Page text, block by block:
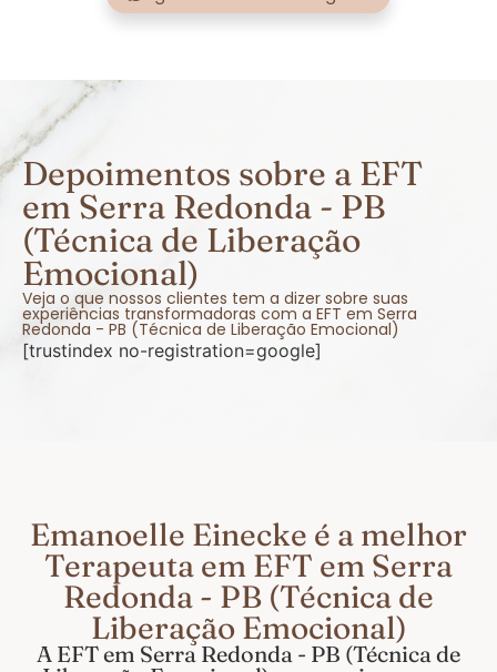
Depoimentos sobre a EFT
em Serra Redonda - PB
(Técnica de Liberação
Emocional)
Veja o que nossos clientes tem a dizer sobre suas
experiências transformadoras com a EFT em Serra
Redonda - PB (Técnica de Liberação Emocional)
[trustindex no-registration=google]
Emanoelle Einecke é a melhor
Terapeuta em EFT em Serra
Redonda - PB (Técnica de
Liberação Emocional)
A EFT em Serra Redonda - PB (Técnica de